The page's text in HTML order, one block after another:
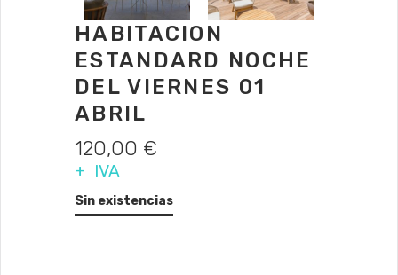
HABITACION
ESTANDARD NOCHE
DEL VIERNES 01
ABRIL
120,00 €
+ IVA
Sin existencias